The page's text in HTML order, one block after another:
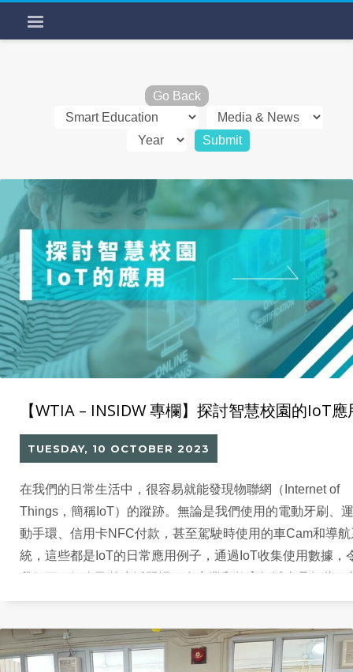
Go Back
【WTIA – INSIDW 專欄】探討智慧校園的IoT應
TUESDAY, 10 OCTOBER 2023
在我們的日常生活中，很容易就能發現物聯網（Internet of
Things，簡稱IoT）的蹤跡。無論是我們使用的電動牙刷、運
動手環、信用卡NFC付款，甚至駕駛時使用的車Cam和導航
統，這些都是IoT的日常應用例子，通過IoT收集使用數據，
實現時IoT已在商業社會中大放異彩，各行各業已在應用IoT
率。而要打造智慧校園，更應該從IoT著手。